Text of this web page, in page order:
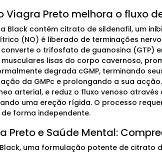
Viagra Preto melhora o fluxo
Black contém citrato de sildenafil, um
(NO) é liberado de terminações
converte o trifosfato de guanosina (GTP)
lisas do corpo cavernoso,
degrada cGMP, terminando
da GMPc e prolongando a sua
arterial, e reduz o fluxo venoso
uma ereção rígida. O processo
forma independente.
Preto e Saúde Mental:
uma formulação potente de citrato